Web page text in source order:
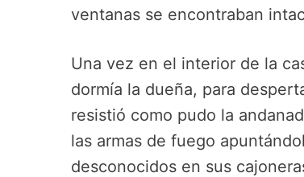
ventanas se encontraban
Una vez en el interior de la
dormía la dueña, para
resistió como pudo la
las armas de fuego
desconocidos en sus